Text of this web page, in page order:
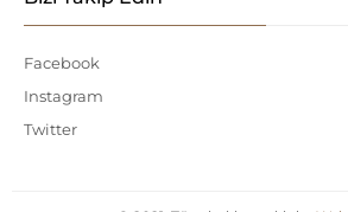
Facebook
Instagram
Twitter